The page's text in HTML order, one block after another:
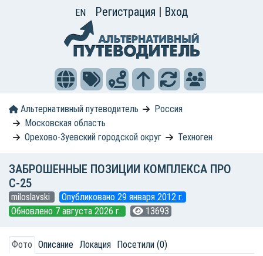
EN Регистрация | Вход
Альтернативный путеводитель
Россия
Московская область
Орехово-Зуевский городской округ
Техноген
ЗАБРОШЕННЫЕ ПОЗИЦИИ КОМПЛЕКСА ПРО
С-25
miloslavski
Опубликовано 29 января 2012 г.
Обновлено 7 августа 2026 г.
13693
Фото Описание Локация Посетили (0)